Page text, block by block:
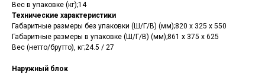
Вес в упаковке (кг);14
Технические характеристики
Габаритные размеры без упаковки (Ш/Г/В) (мм);820 х 325 х 550
Габаритные размеры в упаковке (Ш/Г/В) (мм);861 х 375 х 625
Вес (нетто/брутто), кг;24.5 / 27
Наружный блок